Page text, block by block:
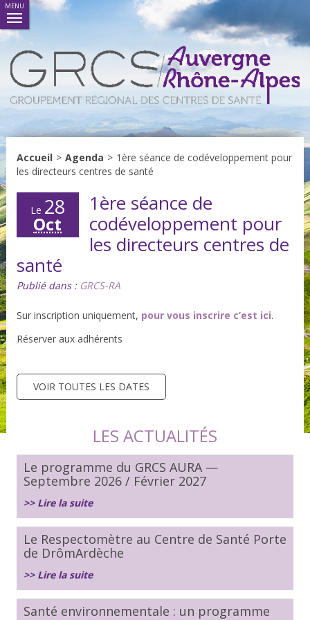
MENU
Accueil > Agenda > 1ère séance de codéveloppement pour
les directeurs centres de santé
Le 28
Oct
1ère séance de
codéveloppement pour
les directeurs centres de
santé
Publié dans : GRCS-RA
Sur inscription uniquement, pour vous inscrire c’est ici.
Réserver aux adhérents
VOIR TOUTES LES DATES
LES ACTUALITÉS
Le programme du GRCS AURA —
Septembre 2026 / Février 2027
>> Lire la suite
Le Respectomètre au Centre de Santé Porte
de DrômArdèche
>> Lire la suite
Santé environnementale : un programme